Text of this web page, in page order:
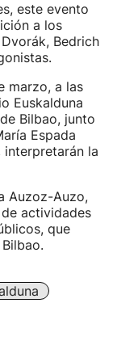
este evento
a los
Bedrich
marzo, a las
Euskalduna
Bilbao, junto
Espada
interpretarán la
Auzoz-Auzo,
actividades
que